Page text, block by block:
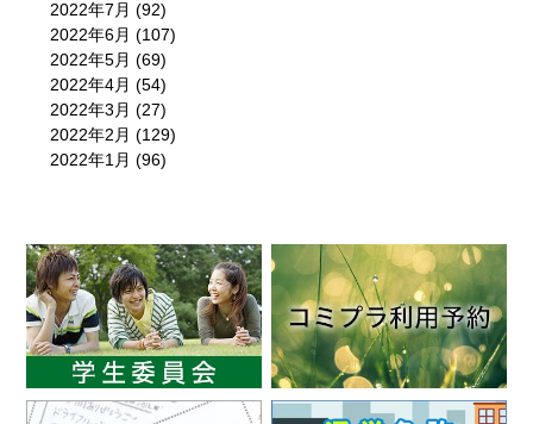
2022年7月 (92)
2022年6月 (107)
2022年5月 (69)
2022年4月 (54)
2022年3月 (27)
2022年2月 (129)
2022年1月 (96)